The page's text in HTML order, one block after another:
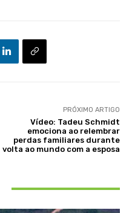
PRÓXIMO ARTIGO
Vídeo: Tadeu Schmidt
emociona ao relembrar
perdas familiares durante
volta ao mundo com a esposa